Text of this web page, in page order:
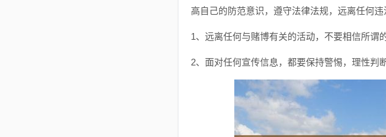
高自己的防范意识，遵守法律法规，远离任何违
1、远离任何与赌博有关的活动，不要相信所谓的
2、面对任何宣传信息，都要保持警惕，理性判断